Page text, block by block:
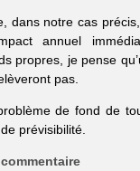
dans notre cas
annuel
propres, je pense
pas.
de fond de
prévisibilité.